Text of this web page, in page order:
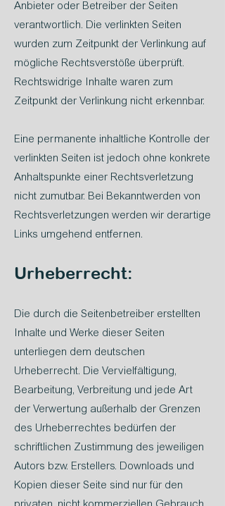
Anbieter oder Betreiber der Seiten
verantwortlich. Die verlinkten Seiten
wurden zum Zeitpunkt der Verlinkung auf
mögliche Rechtsverstöße überprüft.
Rechtswidrige Inhalte waren zum
Zeitpunkt der Verlinkung nicht erkennbar.
Eine permanente inhaltliche Kontrolle der
verlinkten Seiten ist jedoch ohne konkrete
Anhaltspunkte einer Rechtsverletzung
nicht zumutbar. Bei Bekanntwerden von
Rechtsverletzungen werden wir derartige
Links umgehend entfernen.
Urheberrecht:
Die durch die Seitenbetreiber erstellten
Inhalte und Werke dieser Seiten
unterliegen dem deutschen
Urheberrecht. Die Vervielfältigung,
Bearbeitung, Verbreitung und jede Art
der Verwertung außerhalb der Grenzen
des Urheberrechtes bedürfen der
schriftlichen Zustimmung des jeweiligen
Autors bzw. Erstellers. Downloads und
Kopien dieser Seite sind nur für den